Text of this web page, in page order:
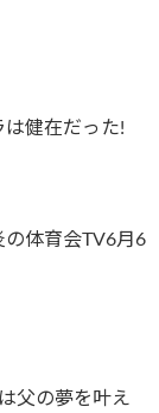
健在だった!
の体育会TV6月6
父の夢を叶え